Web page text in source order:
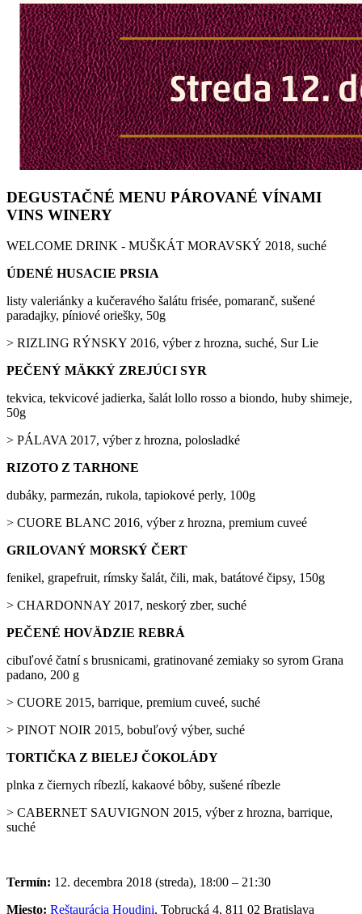
DEGUSTAČNÉ MENU PÁROVANÉ VÍNAMI
VINS WINERY
WELCOME DRINK - MUŠKÁT MORAVSKÝ 2018, suché
ÚDENÉ HUSACIE PRSIA
listy valeriánky a kučeravého šalátu frisée, pomaranč, sušené
paradajky, píniové oriešky, 50g
> RIZLING RÝNSKY 2016, výber z hrozna, suché, Sur Lie
PEČENÝ MÄKKÝ ZREJÚCI SYR
tekvica, tekvicové jadierka, šalát lollo rosso a biondo, huby shimeje,
50g
> PÁLAVA 2017, výber z hrozna, polosladké
RIZOTO Z TARHONE
dubáky, parmezán, rukola, tapiokové perly, 100g
> CUORE BLANC 2016, výber z hrozna, premium cuveé
GRILOVANÝ MORSKÝ ČERT
fenikel, grapefruit, rímsky šalát, čili, mak, batátové čipsy, 150g
> CHARDONNAY 2017, neskorý zber, suché
PEČENÉ HOVÄDZIE REBRÁ
cibuľové čatní s brusnicami, gratinované zemiaky so syrom Grana
padano, 200 g
> CUORE 2015, barrique, premium cuveé, suché
> PINOT NOIR 2015, bobuľový výber, suché
TORTIČKA Z BIELEJ ČOKOLÁDY
plnka z čiernych ríbezlí, kakaové bôby, sušené ríbezle
> CABERNET SAUVIGNON 2015, výber z hrozna, barrique,
suché
Termín: 12. decembra 2018 (streda), 18:00 – 21:30
Miesto: Reštaurácia Houdini, Tobrucká 4, 811 02 Bratislava